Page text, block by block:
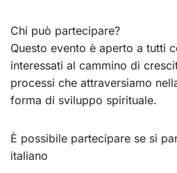
Chi può partecipare?
Questo evento è aperto a tutti
interessati al cammino di
processi che attraversiamo
forma di sviluppo spirituale.
È possibile partecipare se si
italiano